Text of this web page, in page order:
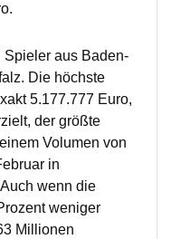
Spieler aus Baden-
Die höchste
5.177.777 Euro,
der größte
Volumen von
in
wenn die
weniger
Millionen